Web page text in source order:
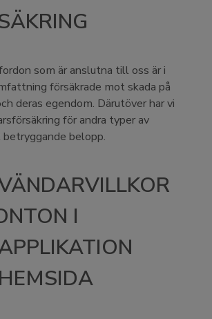
som är anslutna till oss är i
försäkrade mot skada på
deras egendom. Därutöver har vi
för andra typer av
belopp.
I